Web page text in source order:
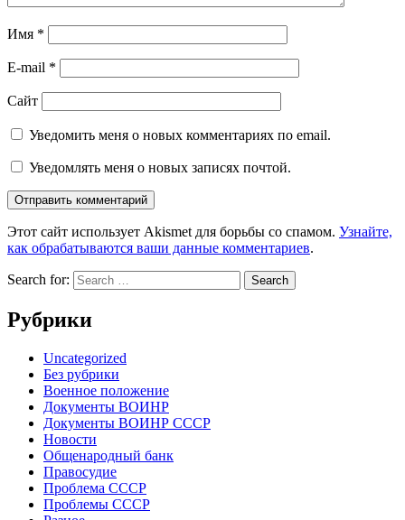
Имя *
E-mail *
Сайт
Уведомить меня о новых комментариях по email.
Уведомлять меня о новых записях почтой.
Этот сайт использует Akismet для борьбы со спамом. Узнайте,
как обрабатываются ваши данные комментариев.
Search for:
Рубрики
Uncategorized
Без рубрики
Военное положение
Документы ВОИНР
Документы ВОИНР СССР
Новости
Общенародный банк
Правосудие
Проблема СССР
Проблемы СССР